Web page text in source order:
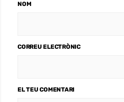
NOM
CORREU ELECTRÒNIC
EL TEU COMENTARI